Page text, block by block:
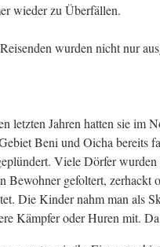
wieder zu Überfällen.
wurden nicht nur
letzten Jahren hatten sie im
Beni und Oicha bereits
Viele Dörfer wurden
Bewohner gefoltert, zerhackt
Die Kinder nahm man als
Kämpfer oder Huren mit.